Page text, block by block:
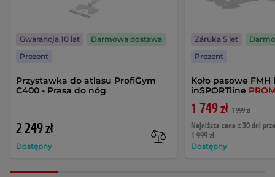
Przystawka do atlasu ProfiGym
C400 - Prasa do nóg
2 249 zł
Dostępny
Gwarancja 10 lat
Darmowa dostawa
Prezent
Koło pasowe
inSPORTline
1 749 zł 1 999 zł
Najniższa cena z 30 dni
1 999 zł
Dostępny
Záruka 5 let
Prezent